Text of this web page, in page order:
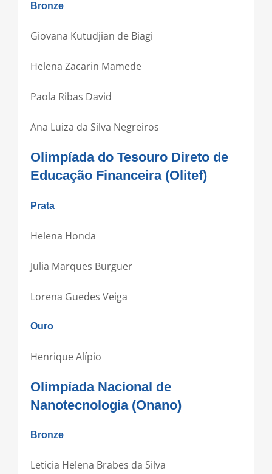
Bronze
Giovana Kutudjian de Biagi
Helena Zacarin Mamede
Paola Ribas David
Ana Luiza da Silva Negreiros
Olimpíada do Tesouro Direto de
Educação Financeira (Olitef)
Prata
Helena Honda
Julia Marques Burguer
Lorena Guedes Veiga
Ouro
Henrique Alípio
Olimpíada Nacional de
Nanotecnologia (Onano)
Bronze
Leticia Helena Brabes da Silva